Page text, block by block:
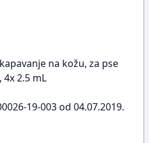
na kožu, za pse
2.5 mL
19-003 od 04.07.2019.